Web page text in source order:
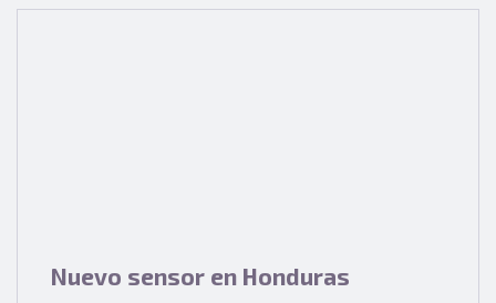
Nuevo sensor en Honduras